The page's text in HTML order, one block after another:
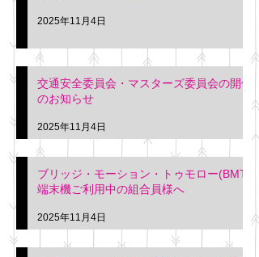
2025年11月4日
交通安全委員会・マスターズ委員会の開催
のお知らせ
2025年11月4日
ブリッジ・モーション・トゥモロー(BMT)
端末機ご利用中の組合員様へ
2025年11月4日